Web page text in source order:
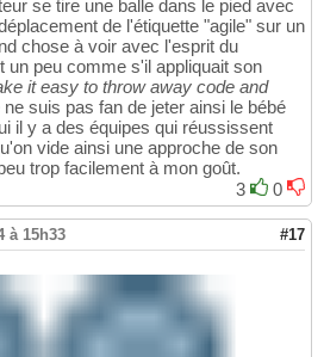
se tire une balle dans le pied avec
de l'étiquette "agile" sur un
chose à voir avec l'esprit du
un peu comme s'il appliquait son
it easy to throw away code and
suis pas fan de jeter ainsi le bébé
il y a des équipes qui réussissent
vide ainsi une approche de son
trop facilement à mon goût.
3
0
à 15h33 #17